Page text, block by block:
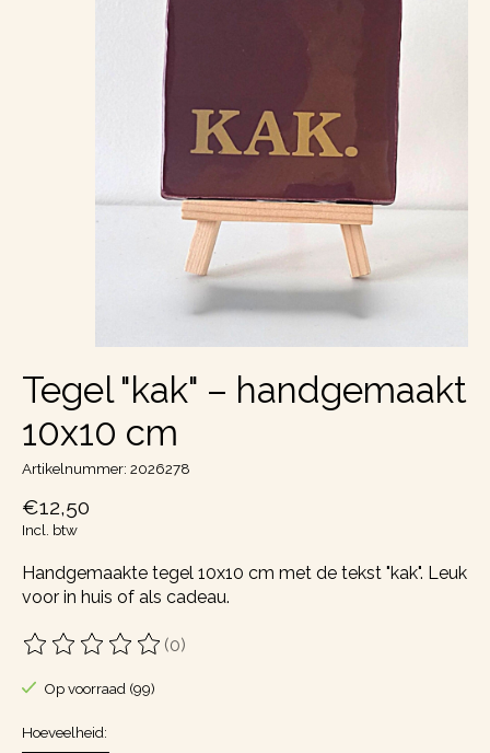
Tegel "kak" – handgemaakt
10x10 cm
Artikelnummer: 2026278
€12,50
Incl. btw
Handgemaakte tegel 10x10 cm met de tekst "kak". Leuk
voor in huis of als cadeau.
De beoordeling van dit product is
(0)
Op voorraad (99)
Hoeveelheid: